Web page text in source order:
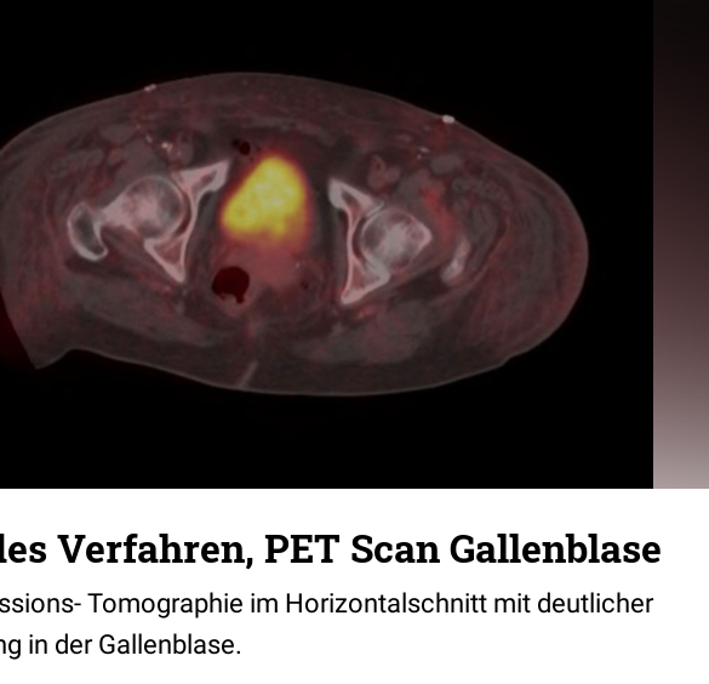
Verfahren, PET Scan Gallenblase
Tomographie im Horizontalschnitt mit deutlicher
in der Gallenblase.